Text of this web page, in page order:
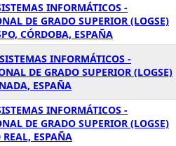
INFORMÁTICOS -
DE GRADO SUPERIOR (LOGSE)
CÓRDOBA, ESPAÑA
INFORMÁTICOS -
DE GRADO SUPERIOR (LOGSE)
ESPAÑA
INFORMÁTICOS -
DE GRADO SUPERIOR (LOGSE)
ESPAÑA